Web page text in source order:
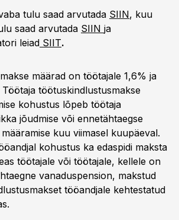
tulu saad arvutada SIIN, kuu
saad arvutada SIIN ja
leiad SIIT.
määrad on töötajale 1,6% ja
töötuskindlustusmakse
kohustus lõpeb töötaja
jõudmise või ennetähtaegse
kuu viimasel kuupäeval.
kohustus ka edaspidi maksta
töötajale või töötajale, kellele on
vanaduspension, makstud
tööandjale kehtestatud